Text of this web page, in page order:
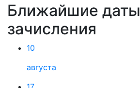
Ближайшие даты
зачисления
10
августа